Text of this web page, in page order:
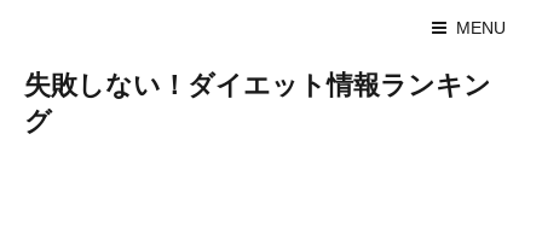
MENU
失敗しない！ダイエット情報ランキン
グ